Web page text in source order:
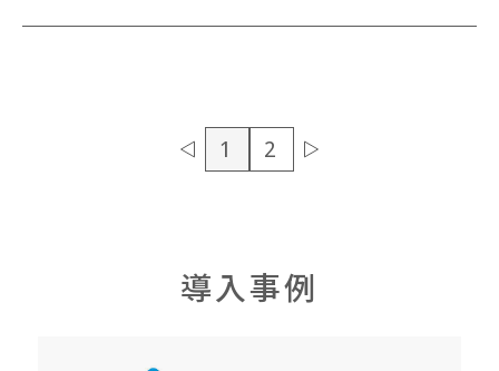
1 2
導入事例